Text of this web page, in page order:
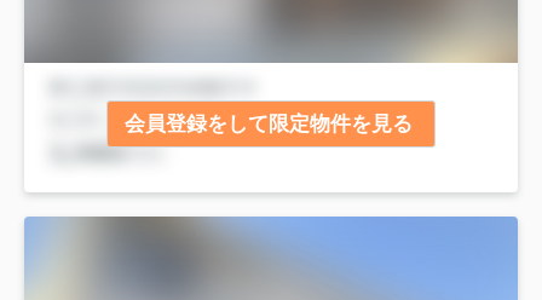
会員登録をして限定物件を見る